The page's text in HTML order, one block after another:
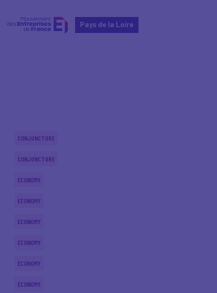
Pays de la Loire
CONJUNCTURE
CONJUNCTURE
ECONOMY
ECONOMY
ECONOMY
ECONOMY
ECONOMY
ECONOMY